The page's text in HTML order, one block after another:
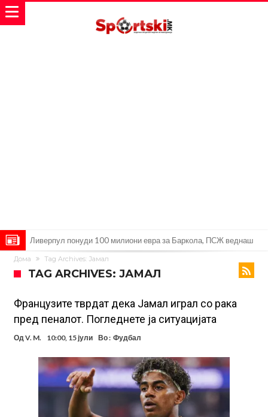
Јувентус се насочил кон напаѓач на Манчестер Јунајтед
Модриќ откри што го натерало да остане во Милан
Арсенал и Њукасл веќе се договорија, Гимарејш заминува
АРСЕНАЛ ГО ЛАДИ ШАМПАЊОТ: Винисиус на праг на Лондон!
Познат е следниот клуб на Душан Влаховиќ!
Решено е: Реал Мадрид го испраќа својот млад талент во Серија
“А”
Лукаку бара нов клуб
Тотенхем започна преговори со Гакпо
Дома Tag Archives: Јамал
TAG ARCHIVES: ЈАМАЛ
Французите тврдат дека Јамал играл со рака
пред пеналот. Погледнете ја ситуацијата
Од V. M. 10:00, 15 јули Во : Фудбал